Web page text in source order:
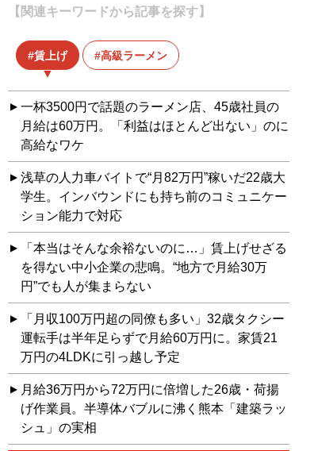
【関連キーワードから記事を探す】
賃上げ 高級ラーメン
一杯3500円で話題のラーメン店、45歳社員の
月給は60万円。「利益はほとんど出ない」のに
高給なワケ
浅草の人力車バイトで“月82万円”稼いだ22歳大
学生。インバウンドにも持ち前のコミュニケー
ション能力で対応
「本当はそんな余裕ないのに…」賃上げせざる
を得ない中小企業の悲鳴。“地方で月給30万
円”でも人が集まらない
「月収100万円超の同僚も多い」32歳タクシー
運転手は半年足らずで月給60万円に。家賃21
万円の4LDKに引っ越し予定
月給36万円から72万円に倍増した26歳・荷揚
げ作業員。半導体バブルに沸く熊本「建築ラッ
シュ」の実相